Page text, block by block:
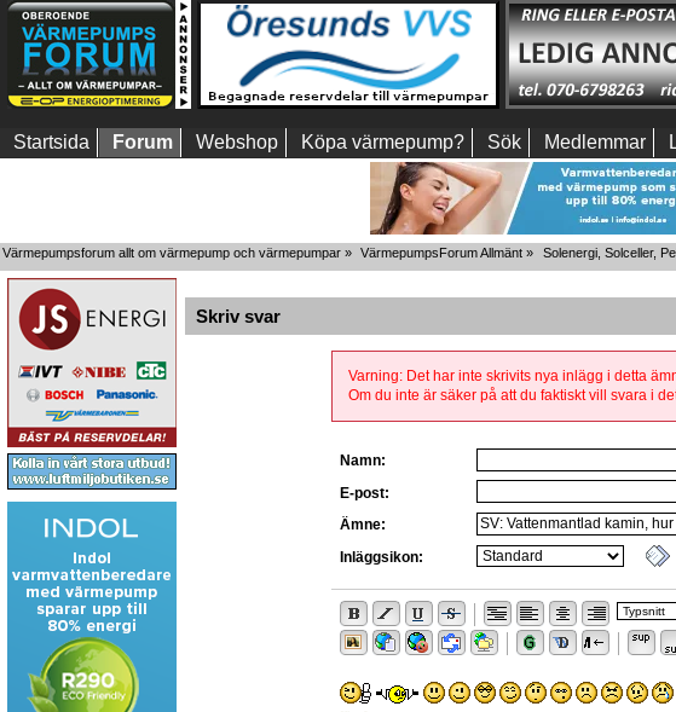
Startsida Forum Webshop Köpa värmepump? Sök Medlemmar
Värmepumpsforum allt om värmepump och värmepumpar » VärmepumpsForum Allmänt » Solenergi, Solceller,
Skriv svar
Varning: Det har inte skrivits nya inlägg i detta
Om du inte är säker på att du faktiskt vill svara i
Namn:
E-post:
Ämne:
Inläggsikon: